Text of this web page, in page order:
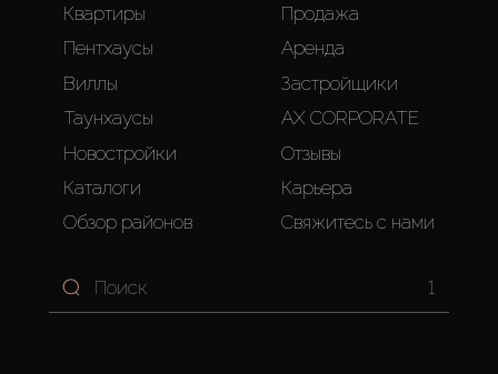
Квартиры
Пентхаусы
Виллы
Таунхаусы
Новостройки
Каталоги
Обзор районов
Продажа
Аренда
Застройщики
AX CORPORATE
Отзывы
Карьера
Свяжитесь с нами
1